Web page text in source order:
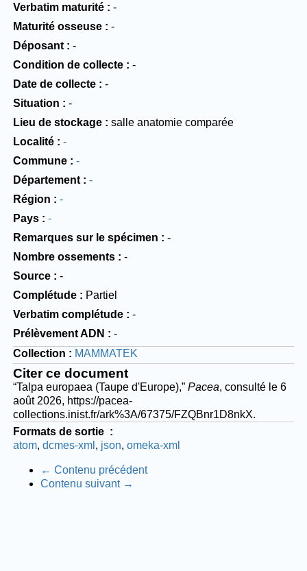
Verbatim maturité
-
Maturité osseuse
-
Déposant
-
Condition de collecte
-
Date de collecte
-
Situation
-
Lieu de stockage
salle anatomie comparée
Localité
-
Commune
-
Département
-
Région
-
Pays
-
Remarques sur le spécimen
-
Nombre ossements
-
Source
-
Complétude
Partiel
Verbatim complétude
-
Prélèvement ADN
-
Collection
MAMMATEK
Citer ce document
“Talpa europaea (Taupe d'Europe),” Pacea, consulté le 6
août 2026, https://pacea-
collections.inist.fr/ark%3A/67375/FZQBnr1D8nkX.
Formats de sortie
atom dcmes-xml json omeka-xml
← Contenu précédent
Contenu suivant →